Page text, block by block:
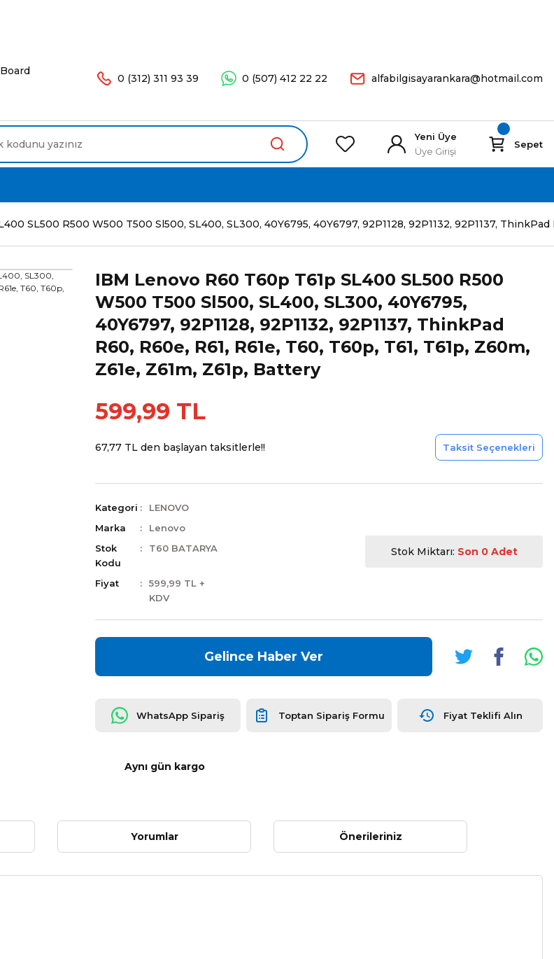
0 (312) 311 93 39 0 (507) 412 22 22 alfabilgisayarankara@hotmail.com
Yeni Üye
Üye Girişi
Sepet
SL500 R500 W500 T500 Sl500, SL400, SL300, 40Y6795, 40Y6797, 92P1128, 92P1132, 92P1137,
IBM Lenovo R60 T60p T61p SL400 SL500 R500
W500 T500 Sl500, SL400, SL300, 40Y6795,
40Y6797, 92P1128, 92P1132, 92P1137, ThinkPad
R60, R60e, R61, R61e, T60, T60p, T61, T61p, Z60m,
Z61e, Z61m, Z61p, Battery
599,99 TL
67,77 TL den başlayan taksitlerle!! Taksit Seçenekleri
Kategori
LENOVO
Marka
Lenovo
Stok
Kodu
T60 BATARYA
Fiyat
599,99 TL +
KDV
Stok Miktarı: Son 0 Adet
Gelince Haber Ver
WhatsApp Sipariş Toptan Sipariş Formu Fiyat Teklifi Alın
Aynı gün kargo
Yorumlar Önerileriniz